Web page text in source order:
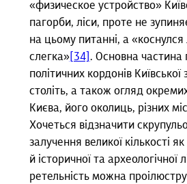
«физическое устройство»
пагорби, ліси, проте не
на цьому питанні, а
слегка»[34] . Основна частина
політичних кордонів Київської
століть, а також огляд
Києва, його околиць, різних
Хочеться відзначити
залучення великої кількості
й історичної та археологічної
ретельність можна